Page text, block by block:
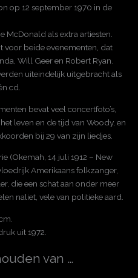
op 12 september 1970 in de
McDonald als extra artiesten.
voor beide evenementen, dat
Will Geer en Robert Ryan.
uiteindelijk uitgebracht als
cd.
bevat veel concertfoto’s,
leven en de tijd van Woody, en
bij 29 van zijn liedjes.
(Okemah, 14 juli 1912 – New
Amerikaans folkzanger,
die een schat aan onder meer
naliet, vele van politieke aard.
uit 1972.
van …